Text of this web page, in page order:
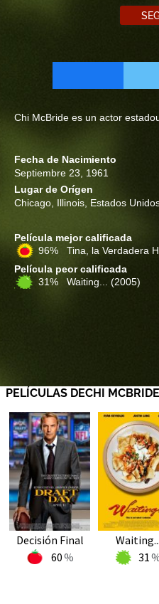
Chi McBride es un actor
Fecha de Nacimiento
Septiembre 23, 1961
Lugar de Orígen
Chicago, Illinois, Estados
Película mejor calificada
96% Tina, la Verdadera
Película peor calificada
31% Waiting... (2005)
PELÍCULAS DECHI MCBRIDE
Decisión Final
60
Waiting...
31